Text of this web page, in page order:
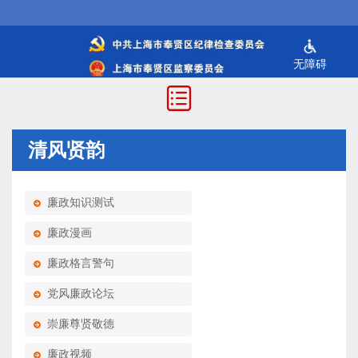
无障碍
清风贤韵
廉政知识测试
廉政漫画
廉政格言警句
党风廉政论坛
崇廉尊贤敬德
廉政视频